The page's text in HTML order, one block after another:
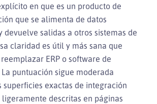
en que es un producto de
que se alimenta de datos
devuelve salidas a otros sistemas de
claridad es útil y más sana que
ERP o software de
puntuación sigue moderada
superficies exactas de integración
ligeramente descritas en páginas